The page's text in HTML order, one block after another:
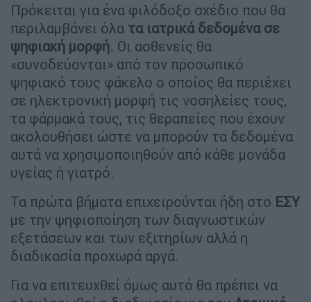
Πρόκειται για ένα φιλόδοξο σχέδιο που θα
περιλαμβάνει όλα τα ιατρικά δεδομένα σε
ψηφιακή μορφή. Οι ασθενείς θα
«συνοδεύονται» από τον προσωπικό
ψηφιακό τους φάκελο ο οποίος θα περιέχει
σε ηλεκτρονική μορφή τις νοσηλείες τους,
τα φάρμακά τους, τις θεραπείες που έχουν
ακολουθήσει ώστε να μπορούν τα δεδομένα
αυτά να χρησιμοποιηθούν από κάθε μονάδα
υγείας ή γιατρό.
Τα πρώτα βήματα επιχειρούνται ήδη στο ΕΣΥ
με την ψηφιοποίηση των διαγνωστικών
εξετάσεων και των εξιτηρίων αλλά η
διαδικασία προχωρά αργά.
Για να επιτευχθεί όμως αυτό θα πρέπει να